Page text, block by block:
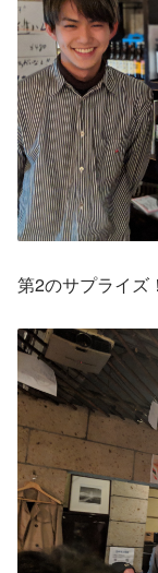
第2のサプライズ